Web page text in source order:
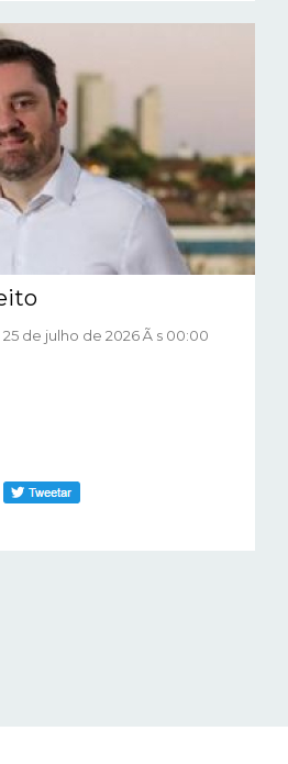
de julho de 2026 Ã s 00:00